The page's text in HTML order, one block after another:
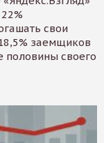
свои
заемщиков
половины своего